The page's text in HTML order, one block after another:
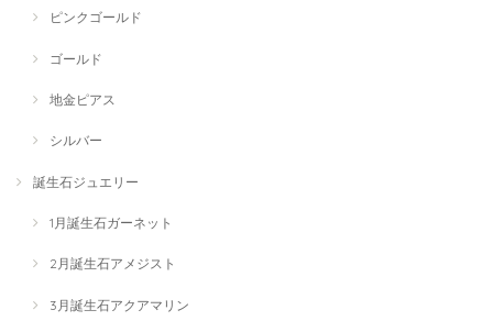
ピンクゴールド
ゴールド
地金ピアス
シルバー
誕生石ジュエリー
1月誕生石ガーネット
2月誕生石アメジスト
3月誕生石アクアマリン